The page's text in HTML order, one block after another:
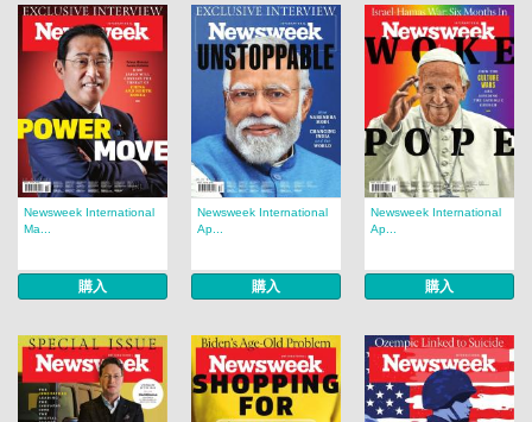
Newsweek International
Ma...
購入
Newsweek International
Ap...
購入
Newsweek International
Ap...
購入